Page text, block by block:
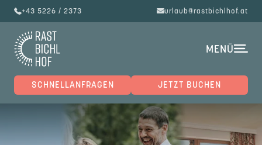
+43 5226 / 2373 urlaub@rastbichlhof.at
SCHNELLANFRAGEN JETZT BUCHEN
MENÜ